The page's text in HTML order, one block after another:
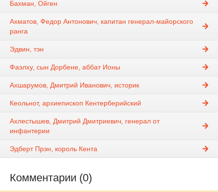
Бахман, Ойген
Ахматов, Федор Антонович, капитан генерал-майорского
ранга
Эдвин, тэн
Фаэлху, сын Дорбене, аббат Ионы
Ахшарумов, Дмитрий Иванович, историк
Кеольнот, архиепископ Кентерберийский
Ахлестышев, Дмитрий Дмитриевич, генерал от
инфантерии
Эдберт Прэн, король Кента
Комментарии (0)